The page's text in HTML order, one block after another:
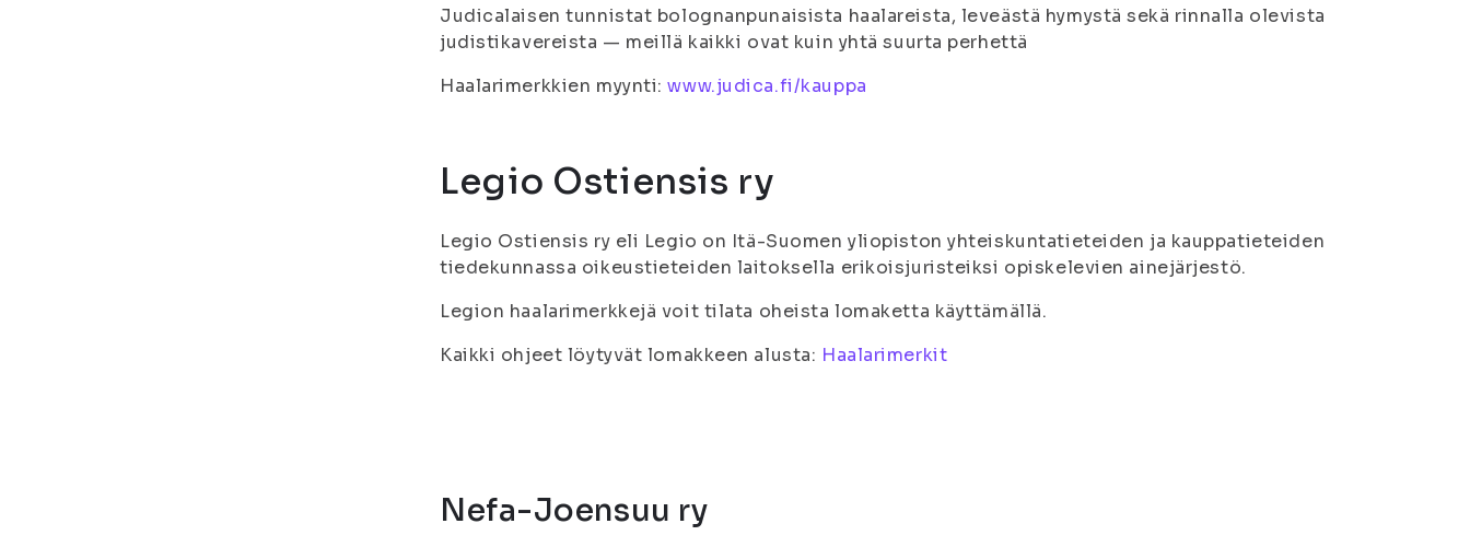
Judicalaisen tunnistat bolognanpunaisista haalareista, leveästä hymystä sekä rinnalla olevista
judistikavereista — meillä kaikki ovat kuin yhtä suurta perhettä
Haalarimerkkien myynti:www.judica.fi/kauppa
Legio Ostiensis ry
Legio Ostiensis ry eli Legio on Itä-Suomen yliopiston yhteiskuntatieteiden ja kauppatieteiden
tiedekunnassa oikeustieteiden laitoksella erikoisjuristeiksi opiskelevien ainejärjestö.
Legion haalarimerkkejä voit tilata oheista lomaketta käyttämällä.
Kaikki ohjeet löytyvät lomakkeen alusta: Haalarimerkit
Nefa-Joensuu ry